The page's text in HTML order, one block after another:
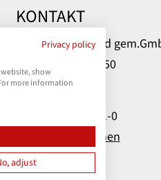
KONTAKT
Klinikum Bielefeld
Teutoburger Str. 50
33604 Bielefeld
Telefon: 0521 581-0
Kontakt aufnehmen
Privacy policy
show
more information
adjust